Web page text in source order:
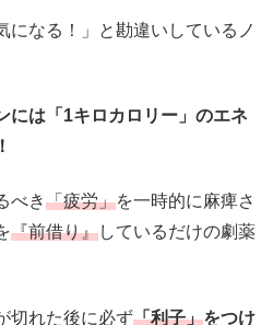
になる！」と勘違いしているノ
には「1キロカロリー」のエネ
べき「疲労」を一時的に麻痺さ
『前借り』しているだけの劇薬
切れた後に必ず「利子」をつけ